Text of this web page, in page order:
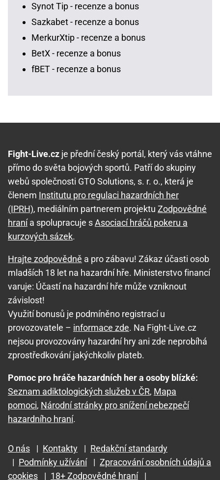
Synot Tip - recenze a bonus
Sazkabet - recenze a bonus
MerkurXtip - recenze a bonus
BetX - recenze a bonus
fBET - recenze a bonus
Fight-Live.cz je přední český portál, který vás vtáhne
přímo do světa bojových sportů. Patří do skupiny
webů společnosti GTO Solutions, s. r. o., která je
členem Institutu pro regulaci hazardních her
(IPRH), mediálním partnerem projektu Zodpovědné
hranía spolupracuje sAsociací hráčů pokeru a
kurzových sázek.
Hrajte zodpovědně a pro zábavu! Zákaz účasti osob
mladších 18 let na hazardní hře. Ministerstvo financí
varuje: Účastí na hazardní hře může vzniknout
závislost!
Využití bonusů je podmíněno registrací u
provozovatele – informace zde. Na Fight-Live.cz
nejsou provozovány hazardní hry ani zde neprobíhá
zprostředkování jakýchkoliv plateb.
Pomoc pro hráče hazardních her a osoby blízké:
Seznam adiktologických služeb v ČR, Mapa
pomoci, Národní stránky pro snížení nebezpečí
hazardního hraní.
O nás | Kontakty | Redakční standardy
| Podmínky užívání | Zpracování osobních údajů a
cookies
| 18+ Zodpovědné hraní |